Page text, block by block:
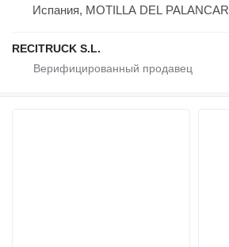
Испания, MOTILLA DEL PALANCAR
RECITRUCK S.L.